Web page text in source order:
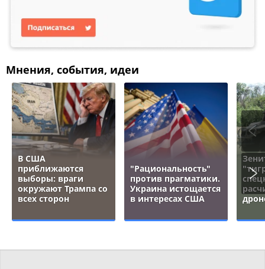
Мнения, события, идеи
В США
приближаются
выборы: враги
окружают Трампа со
всех сторон
"Рациональность"
против прагматики.
Украина истощается
в интересах США